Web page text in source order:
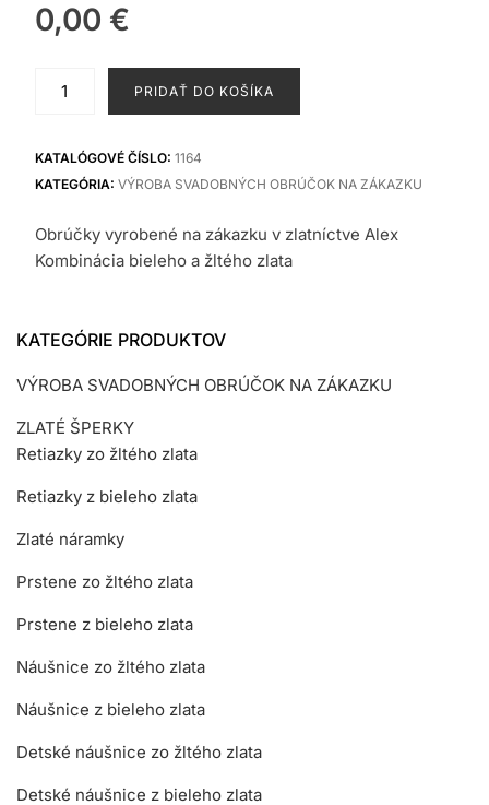
0,00 €
PRIDAŤ DO KOŠÍKA
KATALÓGOVÉ ČÍSLO: 1164
KATEGÓRIA: VÝROBA SVADOBNÝCH OBRÚČOK NA ZÁKAZKU
Obrúčky vyrobené na zákazku v zlatníctve Alex
Kombinácia bieleho a žltého zlata
KATEGÓRIE PRODUKTOV
VÝROBA SVADOBNÝCH OBRÚČOK NA ZÁKAZKU
ZLATÉ ŠPERKY
Retiazky zo žltého zlata
Retiazky z bieleho zlata
Zlaté náramky
Prstene zo žltého zlata
Prstene z bieleho zlata
Náušnice zo žltého zlata
Náušnice z bieleho zlata
Detské náušnice zo žltého zlata
Detské náušnice z bieleho zlata